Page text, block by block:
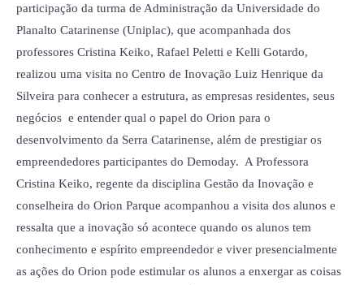
participação da turma de Administração da Universidade do
Planalto Catarinense (Uniplac), que acompanhada dos
professores Cristina Keiko, Rafael Peletti e Kelli Gotardo,
realizou uma visita no Centro de Inovação Luiz Henrique da
Silveira para conhecer a estrutura, as empresas residentes, seus
negócios e entender qual o papel do Orion para o
desenvolvimento da Serra Catarinense, além de prestigiar os
empreendedores participantes do Demoday. A Professora
Cristina Keiko, regente da disciplina Gestão da Inovação e
conselheira do Orion Parque acompanhou a visita dos alunos e
ressalta que a inovação só acontece quando os alunos tem
conhecimento e espírito empreendedor e viver presencialmente
as ações do Orion pode estimular os alunos a enxergar as coisas